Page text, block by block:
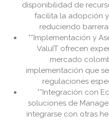
disponibilidad de
facilita la adopción
reduciendo
**Implementación y
ValuIT ofrecen
mercado
implementación que
regulaciones
**Integración con
soluciones de
integrarse con otras